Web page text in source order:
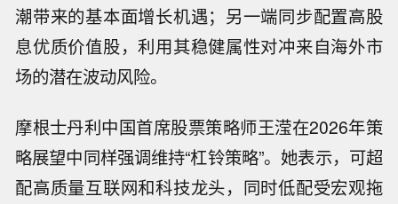
潮带来的基本面增长机遇；另一端同步配置高股
息优质价值股，利用其稳健属性对冲来自海外市
场的潜在波动风险。
摩根士丹利中国首席股票策略师王滢在2026年策
略展望中同样强调维持“杠铃策略”。她表示，可超
配高质量互联网和科技龙头，同时低配受宏观拖